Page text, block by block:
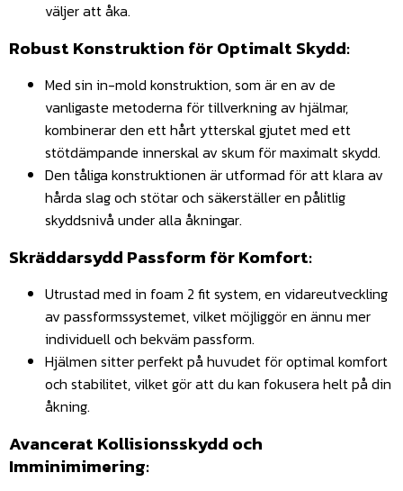
väljer att åka.
Robust Konstruktion för Optimalt Skydd:
Med sin in-mold konstruktion, som är en av de
vanligaste metoderna för tillverkning av hjälmar,
kombinerar den ett hårt ytterskal gjutet med ett
stötdämpande innerskal av skum för maximalt skydd.
Den tåliga konstruktionen är utformad för att klara av
hårda slag och stötar och säkerställer en pålitlig
skyddsnivå under alla åkningar.
Skräddarsydd Passform för Komfort:
Utrustad med in foam 2 fit system, en vidareutveckling
av passformssystemet, vilket möjliggör en ännu mer
individuell och bekväm passform.
Hjälmen sitter perfekt på huvudet för optimal komfort
och stabilitet, vilket gör att du kan fokusera helt på din
åkning.
Avancerat Kollisionsskydd och
Imminimimering: